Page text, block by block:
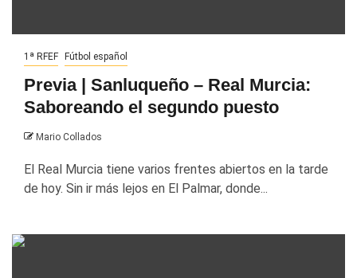
1ª RFEF Fútbol español
Previa | Sanluqueño – Real Murcia:
Saboreando el segundo puesto
Mario Collados
El Real Murcia tiene varios frentes abiertos en la tarde
de hoy. Sin ir más lejos en El Palmar, donde...